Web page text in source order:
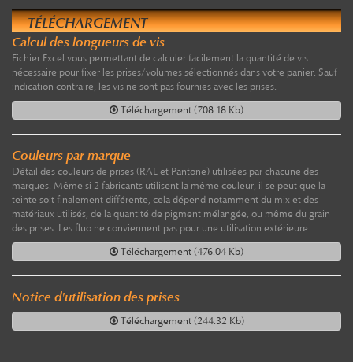
TÉLÉCHARGEMENT
Calcul des longueurs de vis
Fichier Excel vous permettant de calculer facilement la quantité de vis
nécessaire pour fixer les prises/volumes sélectionnés dans votre panier. Sauf
indication contraire, les vis ne sont pas fournies avec les prises.
Téléchargement (708.18 Kb)
Couleurs par marque
Détail des couleurs de prises (RAL et Pantone) utilisées par chacune des
marques. Même si 2 fabricants utilisent la même couleur, il se peut que la
teinte soit finalement différente, cela dépend notamment du mix et des
matériaux utilisés, de la quantité de pigment mélangée, ou même du grain
des prises. Les fluo ne conviennent pas pour une utilisation extérieure.
Téléchargement (476.04 Kb)
Notice d'utilisation des prises
Téléchargement (244.32 Kb)